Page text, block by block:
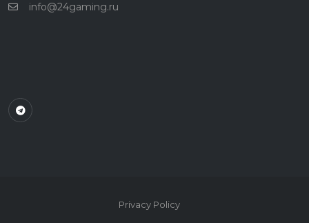
info@24gaming.ru
Privacy Policy